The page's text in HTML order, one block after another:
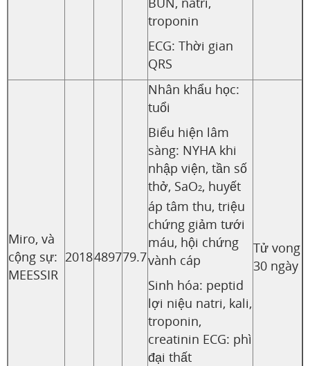
troponin
ECG: Thời gian
QRS
Miro, và
cộng sự:
MEESSIR
2018489779.7
Nhân khẩu học:
tuổi
Biểu hiện lâm
sàng: NYHA khi
nhập viện, tần số
thở, SaO2, huyết
áp tâm thu, triệu
chứng giảm tưới
máu, hội chứng
vành cáp
Sinh hóa: peptid
lợi niệu natri, kali,
troponin,
creatinin ECG: phì
đại thất
Tử vong
30 ngày